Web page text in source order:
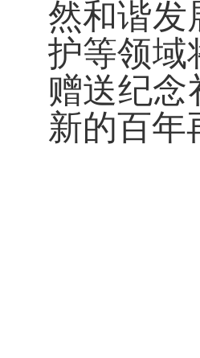
然和谐发
护等领域
赠送纪念
新的百年